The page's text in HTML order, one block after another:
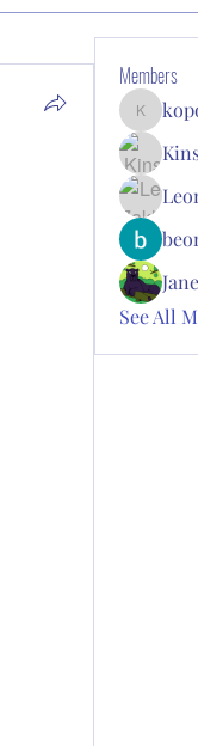
Members
See All